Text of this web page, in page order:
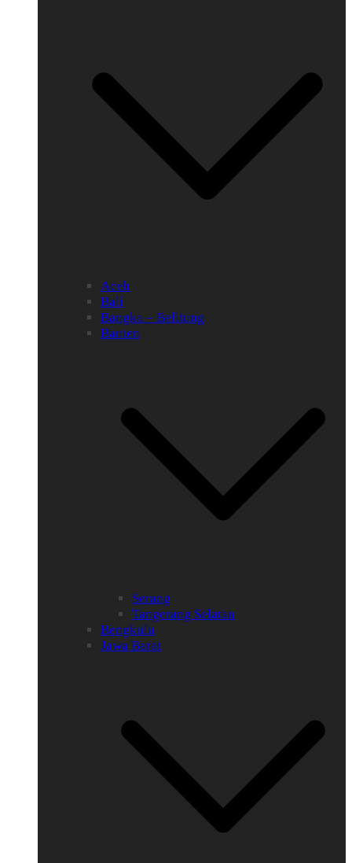
Aceh
Bali
Bangka – Belitung
Banten
Serang
Tangerang Selatan
Bengkulu
Jawa Barat